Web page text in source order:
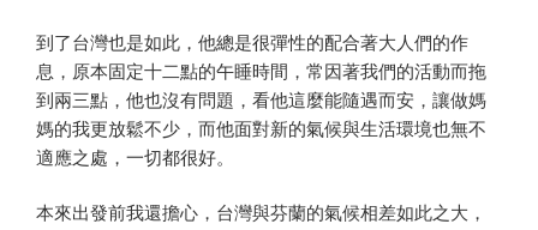
到了台灣也是如此，他總是很彈性的配合著大人們的作
息，原本固定十二點的午睡時間，常因著我們的活動而拖
到兩三點，他也沒有問題，看他這麼能隨遇而安，讓做媽
媽的我更放鬆不少，而他面對新的氣候與生活環境也無不
適應之處，一切都很好。
本來出發前我還擔心，台灣與芬蘭的氣候相差如此之大，